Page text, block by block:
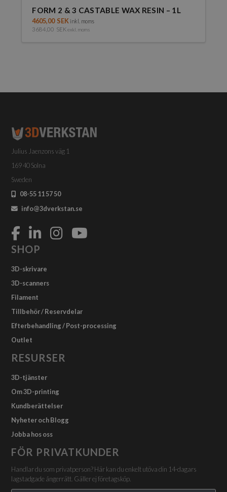
FORM 2 & 3 CASTABLE WAX RESIN – 1L
4605,00 SEK inkl. moms
3684,00 SEK exkl. moms
Julius Jaenzons väg 1
169 40 Solna
Sweden
08-55 11 57 50
info@3dverkstan.se
SHOP
3D-skrivare
3D-scanners
Filament
Tillbehör / Reservdelar
Efterbehandling / Post-processing
Outlet
RESURSER
3D-tjänster
Om 3D-printing
Kundberättelser
Nyheter och Blogg
Jobba hos oss
FÖR PRIVATKUNDER
Handlar du som privatperson? Här kan du enkelt utöva din 14-dagars
lagstadgade ångerrätt. Gäller ej företagsköp.